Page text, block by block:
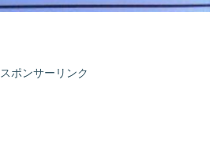
スポンサーリンク